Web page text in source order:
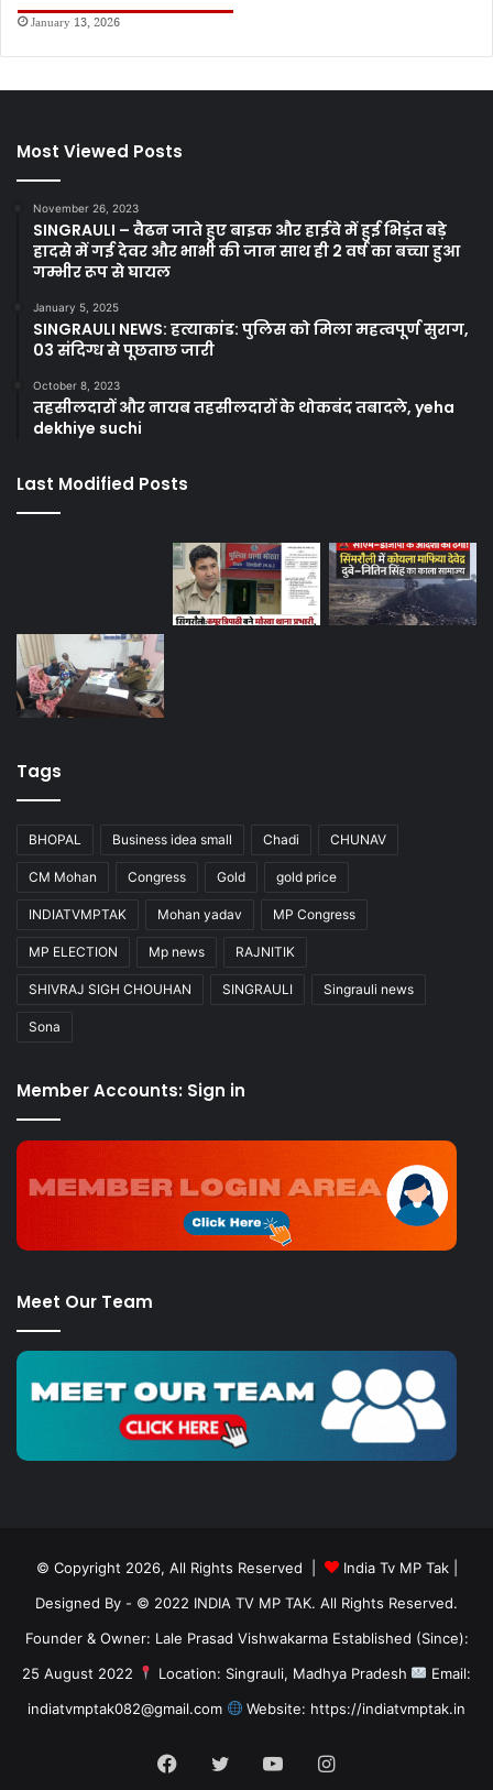
January 13, 2026
Most Viewed Posts
November 26, 2023
SINGRAULI – वैढन जाते हुए बाइक और हाईवे में हुई भिड़ंत बड़े
हादसे में गई देवर और भाभी की जान साथ ही 2 वर्ष का बच्चा हुआ
गम्भीर रूप से घायल
January 5, 2025
SINGRAULI NEWS: हत्याकांड: पुलिस को मिला महत्वपूर्ण सुराग,
03 संदिग्ध से पूछताछ जारी
October 8, 2023
तहसीलदारों और नायब तहसीलदारों के थोकबंद तबादले, yeha
dekhiye suchi
Last Modified Posts
Tags
BHOPAL Business idea small Chadi CHUNAV
CM Mohan Congress Gold gold price
INDIATVMPTAK Mohan yadav MP Congress
MP ELECTION Mp news RAJNITIK
SHIVRAJ SIGH CHOUHAN SINGRAULI Singrauli news
Sona
Member Accounts: Sign in
Meet Our Team
© Copyright 2026, All Rights Reserved | India Tv MP Tak|
Designed By - © 2022 INDIA TV MP TAK. All Rights Reserved.
Founder & Owner: Lale Prasad Vishwakarma Established (Since):
25 August 2022
Location: Singrauli, Madhya Pradesh
Email:
indiatvmptak082@gmail.com
Website: https://indiatvmptak.in
Facebook
TwitterYouTubeInstagram